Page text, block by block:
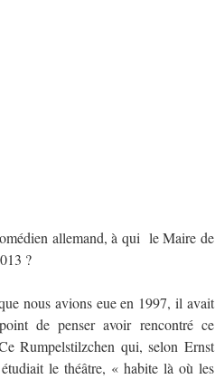
allemand, à qui le Maire de
?
nous avions eue en 1997, il avait
de penser avoir rencontré ce
Rumpelstilzchen qui, selon Ernst
le théâtre, « habite là où les